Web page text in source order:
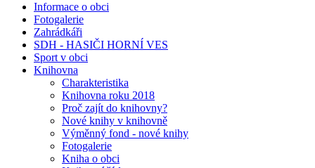
Informace o obci
Fotogalerie
Zahrádkáři
SDH - HASIČI HORNÍ VES
Sport v obci
Knihovna
Charakteristika
Knihovna roku 2018
Proč zajít do knihovny?
Nové knihy v knihovně
Výměnný fond - nové knihy
Fotogalerie
Kniha o obci